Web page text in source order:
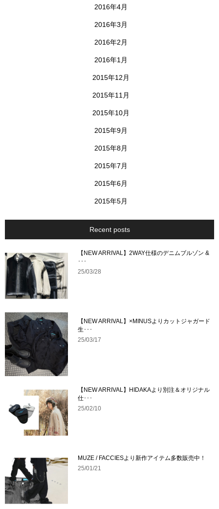
2016年4月
2016年3月
2016年2月
2016年1月
2015年12月
2015年11月
2015年10月
2015年9月
2015年8月
2015年7月
2015年6月
2015年5月
Recent posts
【NEW ARRIVAL】2WAY仕様のデニムブルゾン &
･･･
25/03/28
【NEW ARRIVAL】×MINUSよりカットジャガード
生･･･
25/03/17
【NEW ARRIVAL】HIDAKAより別注＆オリジナル
仕･･･
25/02/10
MUZE / FACCIESより新作アイテム多数販売中！
25/01/21